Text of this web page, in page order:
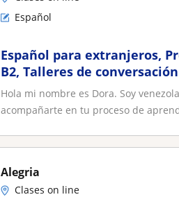
Español
Español para extranjeros,
B2, Talleres de conversación
Hola mi nombre es Dora. Soy
acompañarte en tu proceso de
Alegria
Clases on line